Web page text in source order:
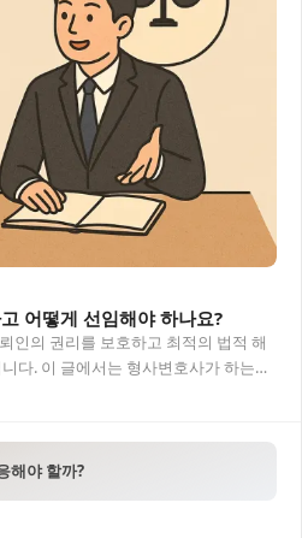
어떻게 선임해야 하나요?
인의 권리를 보호하고 최적의 법적 해
다. 이 글에서는 형사변호사가 하는
보를 알려드…
해야 할까?